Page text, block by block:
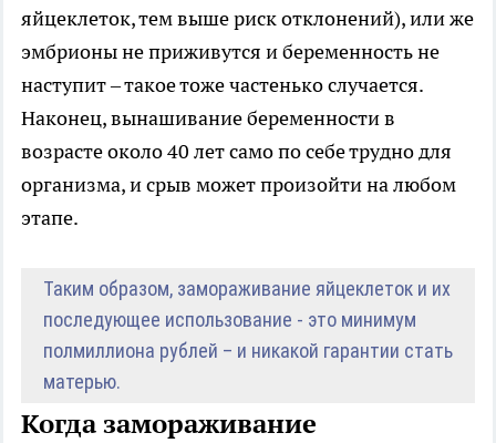
яйцеклеток, тем выше риск отклонений), или же
эмбрионы не приживутся и беременность не
наступит – такое тоже частенько случается.
Наконец, вынашивание беременности в
возрасте около 40 лет само по себе трудно для
организма, и срыв может произойти на любом
этапе.
Таким образом, замораживание яйцеклеток и их
последующее использование - это минимум
полмиллиона рублей – и никакой гарантии стать
матерью.
Когда замораживание